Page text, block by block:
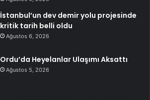
İstanbul’un dev demir yolu projesinde
kritik tarih belli oldu
Ağustos 6, 2026
Ordu’da Heyelanlar Ulaşımı Aksattı
Ağustos 5, 2026